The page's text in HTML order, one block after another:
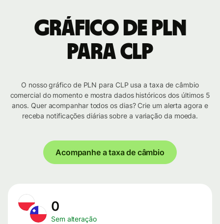
Gráfico de PLN
para CLP
O nosso gráfico de PLN para CLP usa a taxa de câmbio
comercial do momento e mostra dados históricos dos últimos 5
anos. Quer acompanhar todos os dias? Crie um alerta agora e
receba notificações diárias sobre a variação da moeda.
Acompanhe a taxa de câmbio
0
Sem alteração